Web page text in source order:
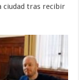
ciudad tras recibir